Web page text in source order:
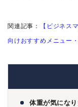
関連記事： 【ビジネス
向けおすすめメニュー
体重が気にな